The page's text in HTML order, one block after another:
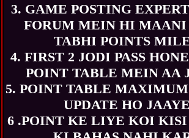
3. GAME POSTING
FORUM MEIN HI MAANI
TABHI POINTS
4. FIRST 2 JODI PASS
POINT TABLE MEIN AA
5. POINT TABLE
UPDATE HO
6 .POINT KE LIYE KOI